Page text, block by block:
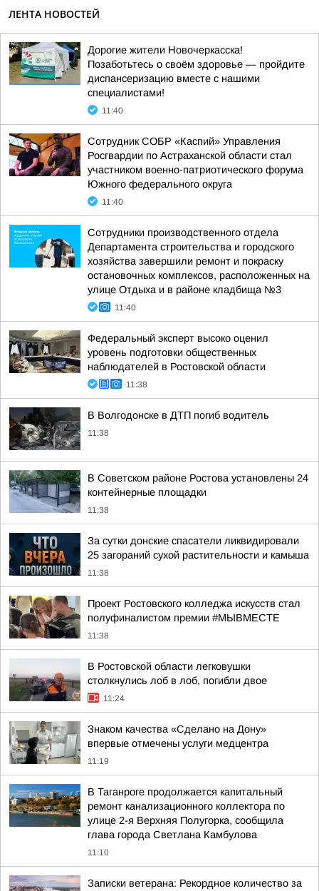
ЛЕНТА НОВОСТЕЙ
Дорогие жители Новочеркасска!
Позаботьтесь о своём здоровье — пройдите
диспансеризацию вместе с нашими
специалистами!
11:40
Сотрудник СОБР «Каспий» Управления
Росгвардии по Астраханской области стал
участником военно-патриотического форума
Южного федерального округа
11:40
Сотрудники производственного отдела
Департамента строительства и городского
хозяйства завершили ремонт и покраску
остановочных комплексов, расположенных на
улице Отдыха и в районе кладбища №3
11:40
Федеральный эксперт высоко оценил
уровень подготовки общественных
наблюдателей в Ростовской области
11:38
В Волгодонске в ДТП погиб водитель
11:38
В Советском районе Ростова установлены 24
контейнерные площадки
11:38
За сутки донские спасатели ликвидировали
25 загораний сухой растительности и камыша
11:38
Проект Ростовского колледжа искусств стал
полуфиналистом премии #МЫВМЕСТЕ
11:38
В Ростовской области легковушки
столкнулись лоб в лоб, погибли двое
11:24
Знаком качества «Сделано на Дону»
впервые отмечены услуги медцентра
11:19
В Таганроге продолжается капитальный
ремонт канализационного коллектора по
улице 2-я Верхняя Полугорка, сообщила
глава города Светлана Камбулова
11:10
Записки ветерана: Рекордное количество за